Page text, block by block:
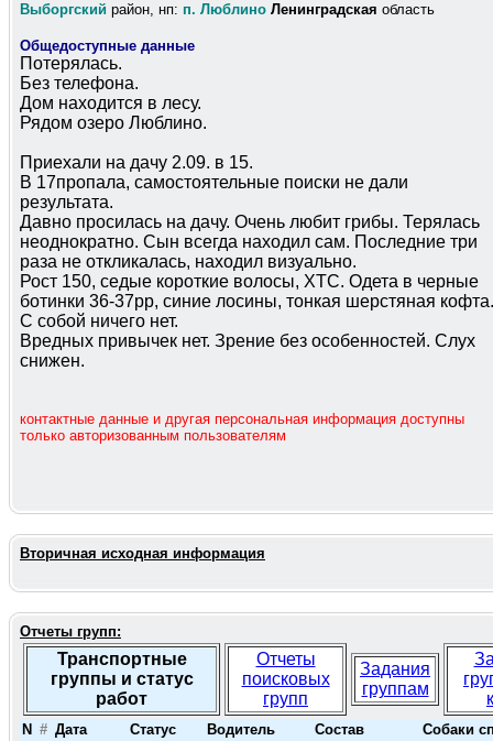
Выборгский район, нп: п. Люблино Ленинградская область
Общедоступные данные
Потерялась.
Без телефона.
Дом находится в лесу.
Рядом озеро Люблино.
Приехали на дачу 2.09. в 15.
В 17пропала, самостоятельные поиски не дали
результата.
Давно просилась на дачу. Очень любит грибы. Терялась
неоднократно. Сын всегда находил сам. Последние три
раза не откликалась, находил визуально.
Рост 150, седые короткие волосы, ХТС. Одета в черные
ботинки 36-37рр, синие лосины, тонкая шерстяная кофта.
С собой ничего нет.
Вредных привычек нет. Зрение без особенностей. Слух
снижен.
контактные данные и другая персональная информация доступны
только авторизованным пользователям
Вторичная исходная информация
Отчеты групп:
Транспортные
группы и статус
работ
Отчеты
поисковых
групп
Задания
группам
N # Дата Статус Водитель Состав
Собаки